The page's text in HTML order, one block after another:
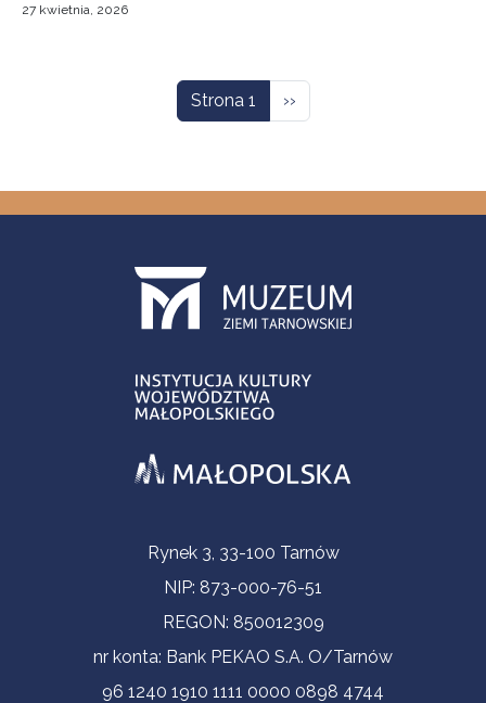
27 kwietnia, 2026
Strona 1 Następna strona
››
Informacje kontaktoweRynek 3, 33-100 Tarnów
NIP: 873-000-76-51
REGON: 850012309
nr konta: Bank PEKAO S.A. O/Tarnów
96 1240 1910 1111 0000 0898 4744